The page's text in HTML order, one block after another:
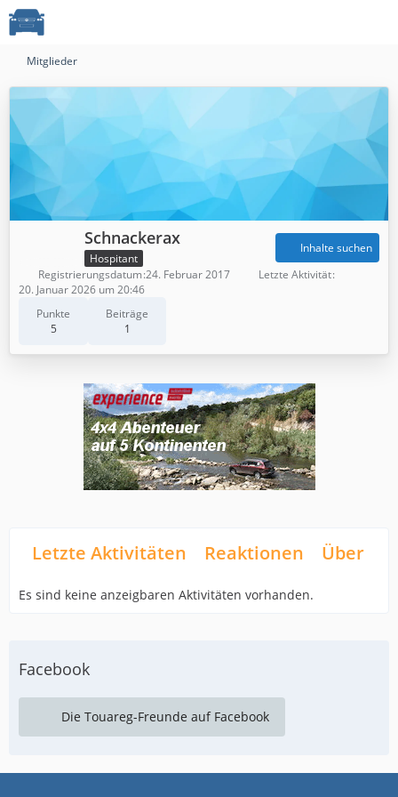
Mitglieder
Schnackerax
Hospitant
Punkte
5
Beiträge
1
Inhalte suchen
Registrierungsdatum 24. Februar 2017
Letzte Aktivität
20. Januar 2026 um 20:46
Letzte Aktivitäten Reaktionen Über
Es sind keine anzeigbaren Aktivitäten vorhanden.
Facebook
Die Touareg-Freunde auf Facebook